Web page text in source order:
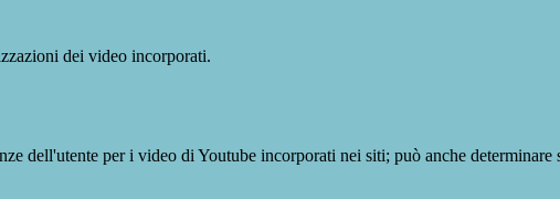
dei video incorporati.
dell'utente per i video di Youtube incorporati nei siti; può anche